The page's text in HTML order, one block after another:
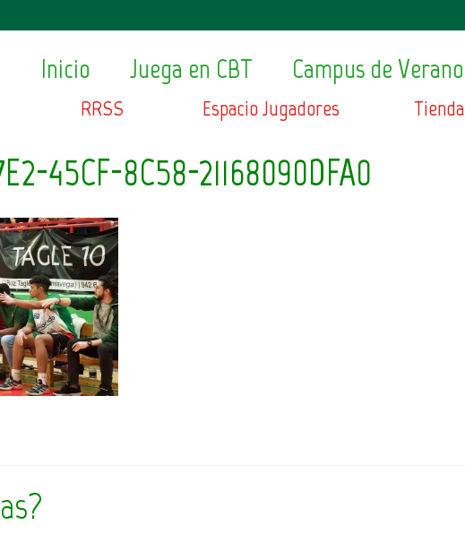
Inicio Juega en CBT Campus de Verano
RRSS Espacio Jugadores Tienda
45CF-8C58-21168090DFA0